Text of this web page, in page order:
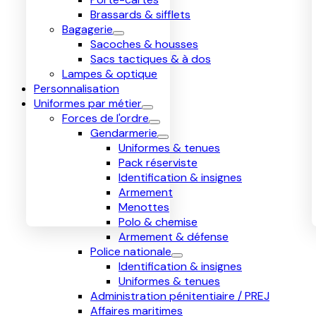
Brassards & sifflets
Bagagerie
Sacoches & housses
Sacs tactiques & à dos
Lampes & optique
Personnalisation
Uniformes par métier
Forces de l'ordre
Gendarmerie
Uniformes & tenues
Pack réserviste
Identification & insignes
Armement
Menottes
Polo & chemise
Armement & défense
Police nationale
Identification & insignes
Uniformes & tenues
Administration pénitentiaire / PREJ
Affaires maritimes